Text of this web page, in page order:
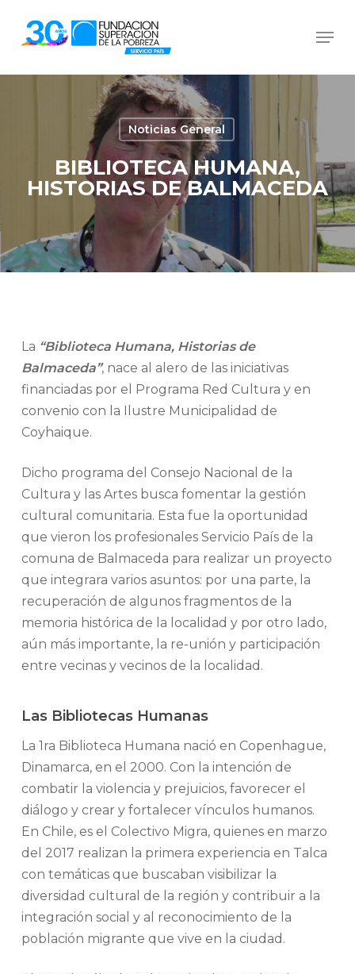
content
Noticias General
BIBLIOTECA HUMANA,
HISTORIAS DE BALMACEDA
La “Biblioteca Humana, Historias de
Balmaceda”, nace al alero de las iniciativas
financiadas por el Programa Red Cultura y en
convenio con la Ilustre Municipalidad de
Coyhaique.
Dicho programa del Consejo Nacional de la
Cultura y las Artes busca fomentar la gestión
cultural comunitaria. Esta fue la oportunidad
que vieron los profesionales Servicio País de la
comuna de Balmaceda para realizar un proyecto
que integrara varios asuntos: por una parte, la
recuperación de algunos fragmentos de la
memoria histórica de la localidad y por otro lado,
aún más importante, la re-unión y participación
entre vecinas y vecinos de la localidad.
Las Bibliotecas Humanas
La 1ra Biblioteca Humana nació en Copenhague,
Dinamarca, en el 2000. Con la intención de
combatir la violencia y prejuicios, favorecer el
diálogo y crear y fortalecer vínculos humanos.
En Chile, es el Colectivo Migra, quienes en marzo
del 2017 realizan la primera experiencia en Talca
con temáticas que buscaban visibilizar la
diversidad cultural de la región y contribuir a la
integración social y al reconocimiento de la
población migrante que vive en la ciudad.
Menu